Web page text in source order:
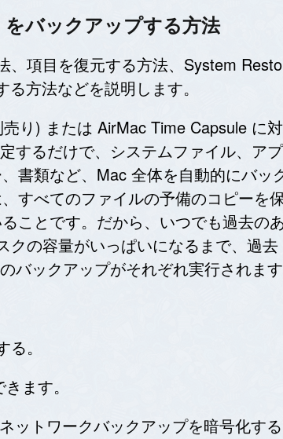
バックアップする方法
項目を復元する方法、System
方法などを説明します。
り) または AirMac Time Capsule に
るだけで、システムファイル、ア
書類など、Mac 全体を自動的にバ
すべてのファイルの予備のコピーを
ことです。だから、いつでも過去の
の容量がいっぱいになるまで、過
バックアップがそれぞれ実行されます
。
ます。
トワークバックアップを暗号化する